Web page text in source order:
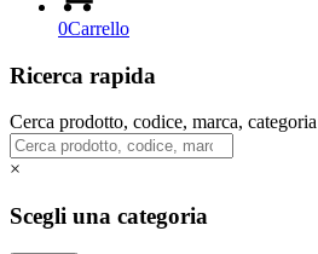
0Carrello
Ricerca rapida
Cerca prodotto, codice, marca, categoria
×
Scegli una categoria